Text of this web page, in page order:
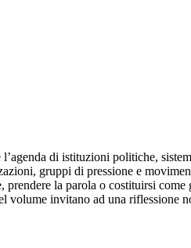
di istituzioni politiche,
gruppi di pressione e
prendere la parola o costituirsi
volume invitano ad una riflessione